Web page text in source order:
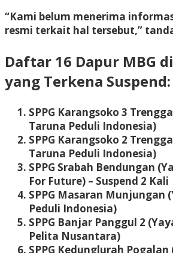
“Kami belum menerima
resmi terkait hal tersebut,”
Daftar 16 Dapur MBG
yang Terkena Suspend:
SPPG Karangsoko 3
Taruna Peduli Indonesia)
SPPG Karangsoko 2
Taruna Peduli Indonesia)
SPPG Srabah Bendungan
For Future) – Suspend 2 Kali
SPPG Masaran Munjungan
Peduli Indonesia)
SPPG Banjar Panggul 2
Pelita Nusantara)
SPPG Kedunglurah